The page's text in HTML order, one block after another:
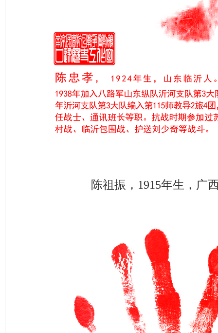
陈祖振，1915年生，广